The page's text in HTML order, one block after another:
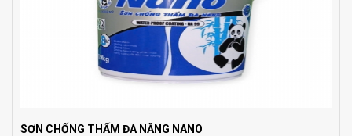
SƠN CHỐNG THẤM ĐA NĂNG NANO